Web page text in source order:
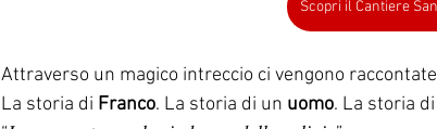
Scopri il Cantiere
Attraverso un magico intreccio ci vengono
La storia di Franco. La storia di un uomo. La storia